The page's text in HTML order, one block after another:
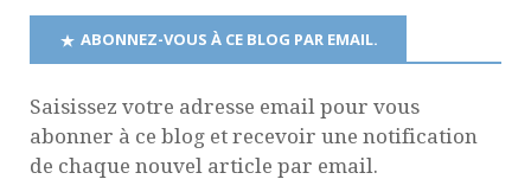
ABONNEZ-VOUS À CE BLOG PAR EMAIL.
Saisissez votre adresse email pour vous
abonner à ce blog et recevoir une notification
de chaque nouvel article par email.